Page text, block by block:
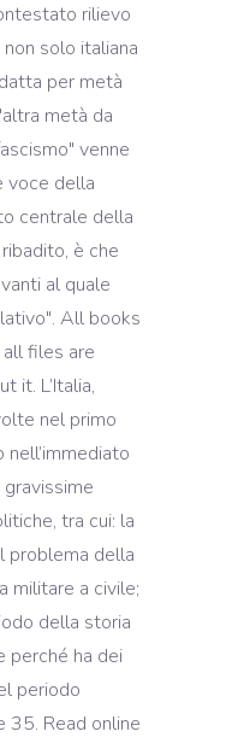
rilievo
solo italiana
per metà
metà da
venne
voce della
centrale della
è che
al quale
All books
files are
it. L’Italia,
nel primo
tra cui: la
problema della
militare a civile;
della storia
perché ha dei
periodo
35. Read online